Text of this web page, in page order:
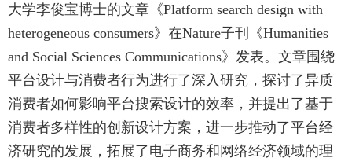
大学李俊宝博士的文章《Platform search design with
heterogeneous consumers》在Nature子刊《Humanities
and Social Sciences Communications》发表。文章围绕
平台设计与消费者行为进行了深入研究，探讨了异质
消费者如何影响平台搜索设计的效率，并提出了基于
消费者多样性的创新设计方案，进一步推动了平台经
济研究的发展，拓展了电子商务和网络经济领域的理